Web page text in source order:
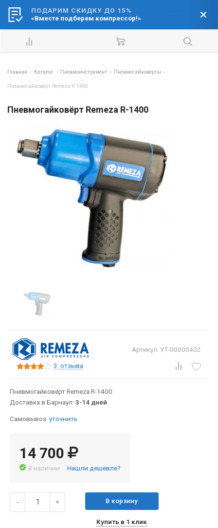
Ваш город:
Барнаул
Главная — Каталог — Пневмоинструмент — Пневмогайковёрты —
Пневмогайковёрт Remeza R-1400
Пневмогайковёрт Remeza R-1400
Артикул: УТ-00000402
3 отзыва
Пневмогайковёрт Remeza R-1400
Доставка в Барнаул: 3-14 дней
Самовывоз: уточнить
14 700
В наличии Нашли дешевле?
- + В корзину
Купить в 1 клик
ПОДАРИМ СКИДКУ ДО 15%
«Вместе подберем компрессор!»